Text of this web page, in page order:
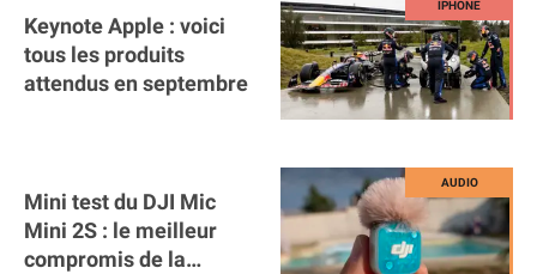
Keynote Apple : voici
tous les produits
attendus en septembre
Mini test du DJI Mic
Mini 2S : le meilleur
compromis de la